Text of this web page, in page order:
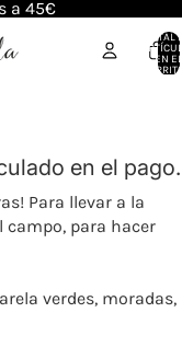
a 45€
TOTAL
EN EL
en el pago.
Para llevar a la
campo, para hacer
verdes, moradas,